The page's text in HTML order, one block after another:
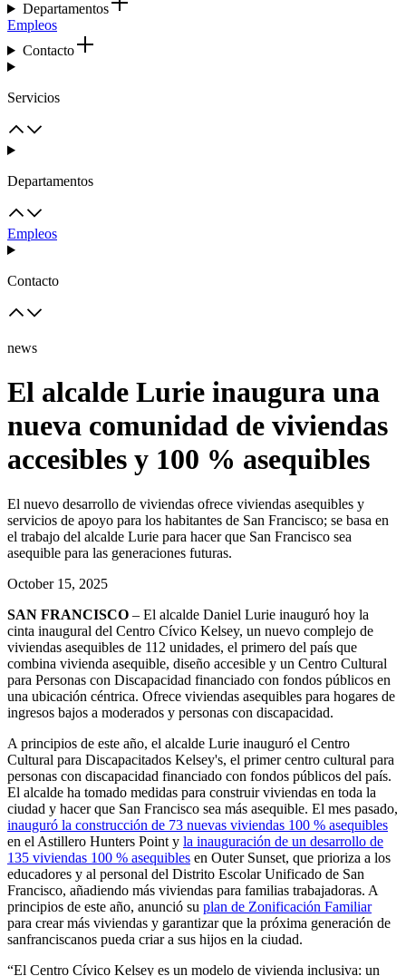
Departamentos
Empleos
Contacto
Servicios
Departamentos
Empleos
Contacto
news
El alcalde Lurie inaugura una
nueva comunidad de viviendas
accesibles y 100 % asequibles
El nuevo desarrollo de viviendas ofrece viviendas asequibles y
servicios de apoyo para los habitantes de San Francisco; se basa en
el trabajo del alcalde Lurie para hacer que San Francisco sea
asequible para las generaciones futuras.
October 15, 2025
SAN FRANCISCO – El alcalde Daniel Lurie inauguró hoy la
cinta inaugural del Centro Cívico Kelsey, un nuevo complejo de
viviendas asequibles de 112 unidades, el primero del país que
combina vivienda asequible, diseño accesible y un Centro Cultural
para Personas con Discapacidad financiado con fondos públicos en
una ubicación céntrica. Ofrece viviendas asequibles para hogares de
ingresos bajos a moderados y personas con discapacidad.
A principios de este año, el alcalde Lurie inauguró el Centro
Cultural para Discapacitados Kelsey's, el primer centro cultural para
personas con discapacidad financiado con fondos públicos del país.
El alcalde ha tomado medidas para construir viviendas en toda la
ciudad y hacer que San Francisco sea más asequible. El mes pasado,
inauguró la construcción de 73 nuevas viviendas 100 % asequibles
en el Astillero Hunters Point y la inauguración de un desarrollo de
135 viviendas 100 % asequibles en Outer Sunset, que prioriza a los
educadores y al personal del Distrito Escolar Unificado de San
Francisco, añadiendo más viviendas para familias trabajadoras. A
principios de este año, anunció su plan de Zonificación Familiar
para crear más viviendas y garantizar que la próxima generación de
sanfranciscanos pueda criar a sus hijos en la ciudad.
“El Centro Cívico Kelsey es un modelo de vivienda inclusiva: un